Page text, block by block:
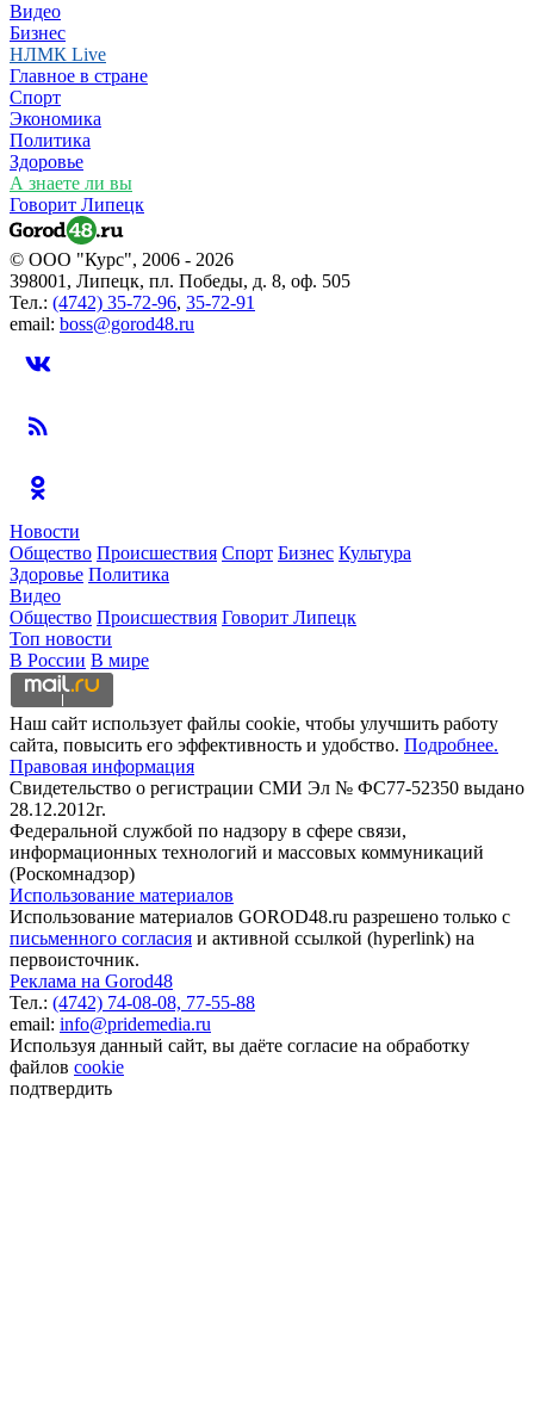
Видео
Бизнес
НЛМК Live
Главное в стране
Спорт
Экономика
Политика
Здоровье
А знаете ли вы
Говорит Липецк
© ООО "Курс", 2006 - 2026
398001, Липецк, пл. Победы, д. 8, оф. 505
Тел.: (4742) 35-72-96, 35-72-91
email: boss@gorod48.ru
Новости
Общество Происшествия Спорт Бизнес Культура
Здоровье Политика
Видео
Общество Происшествия Говорит Липецк
Топ новости
В России В мире
Наш сайт использует файлы cookie, чтобы улучшить работу
сайта, повысить его эффективность и удобство. Подробнее.
Правовая информация
Свидетельство о регистрации СМИ Эл № ФС77-52350 выдано
28.12.2012г.
Федеральной службой по надзору в сфере связи,
информационных технологий и массовых коммуникаций
(Роскомнадзор)
Использование материалов
Использование материалов GOROD48.ru разрешено только с
письменного согласия и активной ссылкой (hyperlink) на
первоисточник.
Реклама на Gorod48
Тел.: (4742) 74-08-08, 77-55-88
email: info@pridemedia.ru
Используя данный сайт, вы даёте согласие на обработку
файлов cookie
подтвердить